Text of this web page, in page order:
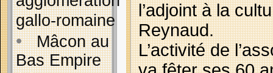
gallo-romaine
•Mâcon au
Bas Empire
l’adjoint à la
Reynaud.
L’activité de